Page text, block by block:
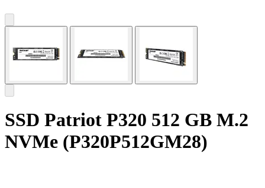
SSD Patriot P320 512 GB M.2
NVMe (P320P512GM28)